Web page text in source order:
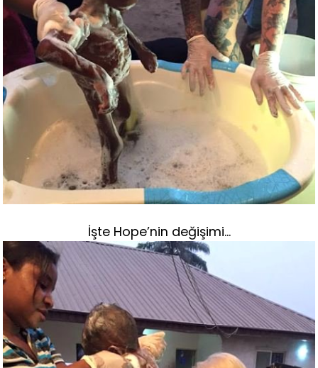
İşte Hope’nin değişimi…